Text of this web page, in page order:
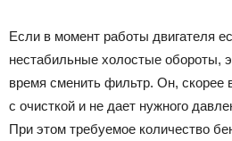
Если в момент работы двигателя
нестабильные холостые обороты,
время сменить фильтр. Он, скорее
с очисткой и не дает нужного
При этом требуемое количество